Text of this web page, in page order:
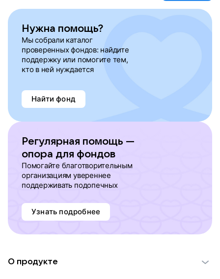
Нужна помощь?
Мы собрали каталог
проверенных фондов: найдите
поддержку или помогите тем,
кто в ней нуждается
Найти фонд
Регулярная помощь —
опора для фондов
Помогайте благотворительным
организациям увереннее
поддерживать подопечных
Узнать подробнее
О продукте